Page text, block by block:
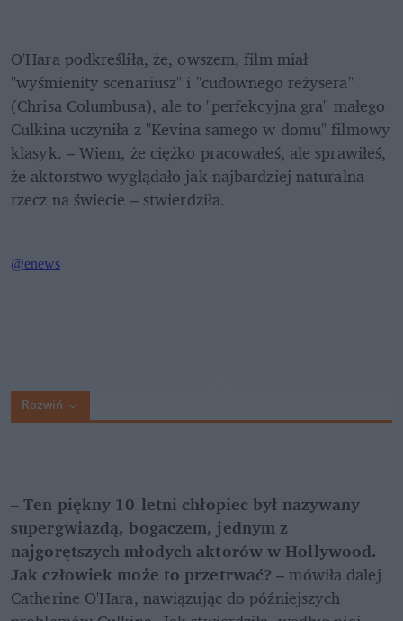
O'Hara podkreśliła, że, owszem, film miał
"wyśmienity scenariusz" i "cudownego reżysera"
(Chrisa Columbusa), ale to "perfekcyjna gra" małego
Culkina uczyniła z "Kevina samego w domu" filmowy
klasyk. – Wiem, że ciężko pracowałeś, ale sprawiłeś,
że aktorstwo wyglądało jak najbardziej naturalna
rzecz na świecie – stwierdziła.
Rozwiń
– Ten piękny 10-letni chłopiec był nazywany
supergwiazdą, bogaczem, jednym z
najgorętszych młodych aktorów w Hollywood.
Jak człowiek może to przetrwać? – mówiła dalej
Catherine O'Hara, nawiązując do późniejszych